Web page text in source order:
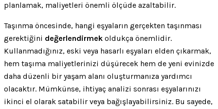
planlamak, maliyetleri önemli ölçüde azaltabilir.
Taşınma öncesinde, hangi eşyaların gerçekten taşınması
gerektiğini değerlendirmek oldukça önemlidir.
Kullanmadığınız, eski veya hasarlı eşyaları elden çıkarmak,
hem taşıma maliyetlerinizi düşürecek hem de yeni evinizde
daha düzenli bir yaşam alanı oluşturmanıza yardımcı
olacaktır. Mümkünse, ihtiyaç analizi sonrası eşyalarınızı
ikinci el olarak satabilir veya bağışlayabilirsiniz. Bu sayede,